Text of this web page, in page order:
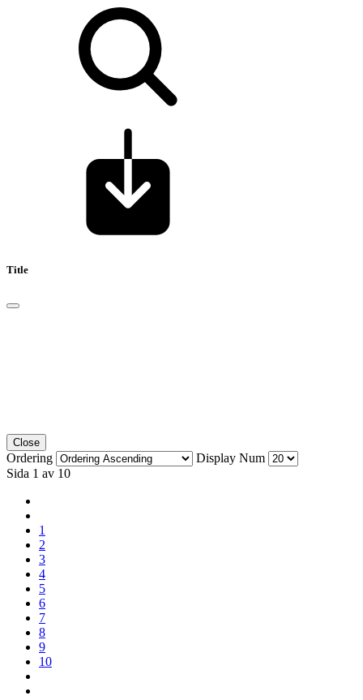
Title
Close
Ordering
Display Num
Sida 1 av 10
1
2
3
4
5
6
7
8
9
10